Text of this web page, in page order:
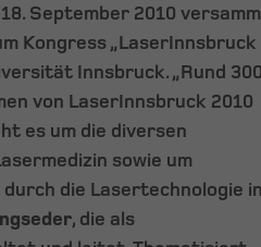
September 2010
Kongress „LaserInnsbruck
Innsbruck. „Rund 300
von LaserInnsbruck 2010
es um die diversen
sowie um
die Lasertechnologie
, die als